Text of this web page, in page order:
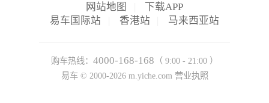
网站地图
下载APP
易车国际站
香港站 马来西亚站
购车热线： 4000-168-168 （ 9:00 - 21:00 ）
易车 © 2000-2026m.yiche.com 营业执照